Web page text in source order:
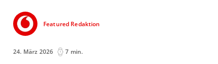
Featured Redaktion
24. März 2026 7 min.